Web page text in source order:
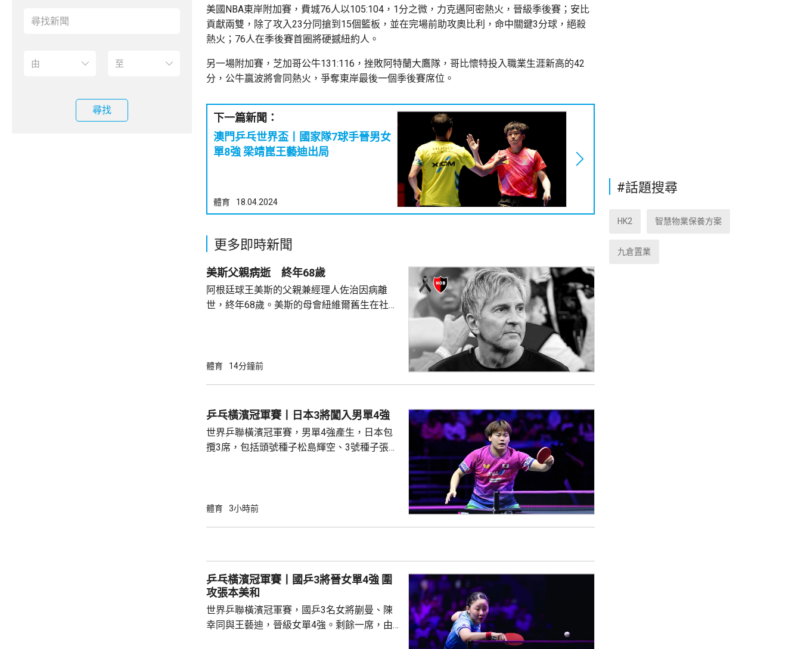
尋找
美國NBA東岸附加賽，費城76人以105:104，1分之微，力克邁阿密熱火，晉級季後賽；安比
貢獻兩雙，除了攻入23分同搶到15個籃板，並在完場前助攻奧比利，命中關鍵3分球，絕殺
熱火；76人在季後賽首圈將硬撼紐約人。
另一場附加賽，芝加哥公牛131:116，挫敗阿特蘭大鷹隊，哥比懷特投入職業生涯新高的42
分，公牛贏波將會同熱火，爭奪東岸最後一個季後賽席位。
下一篇新聞：
澳門乒乓世界盃丨國家隊7球手晉男女
單8強 梁靖崑王藝迪出局
體育 18.04.2024
更多即時新聞
美斯父親病逝 終年68歲
阿根廷球王美斯的父親兼經理人佐治因病離
世，終年68歲。美斯的母會紐維爾舊生在社交
3:0大勝阿爾及利亞。美斯攻入第一球後激動
他堅強面對。 美斯在童年時去到西班牙巴塞羅
那，其後加入巴塞青訓學院，他父...
體育 14分鐘前
乒乓橫濱冠軍賽丨日本3將闖入男單4強
世界乒聯橫濱冠軍賽，男單4強產生，日本包
攬3席，包括頭號種子松島輝空、3號種子張本
勝，他士氣大振，再連贏3局11:9、11:4及
體育 3小時前
乒乓橫濱冠軍賽丨國乒3將晉女單4強 圍
攻張本美和
世界乒聯橫濱冠軍賽，國乒3名女將蒯曼、陳
幸同與王藝迪，晉級女單4強。剩餘一席，由
#話題搜尋
HK2 智慧物業保養方案
九倉置業